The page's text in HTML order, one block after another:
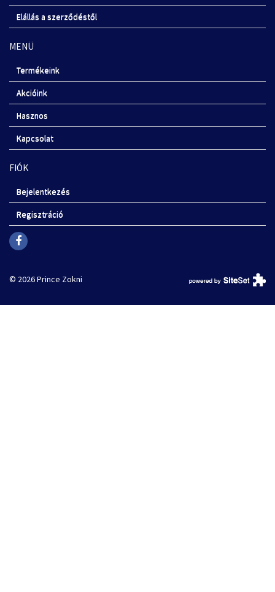
Elállás a szerződéstől
MENÜ
Termékeink
Akcióink
Hasznos
Kapcsolat
FIÓK
Bejelentkezés
Regisztráció
© 2026 Prince Zokni